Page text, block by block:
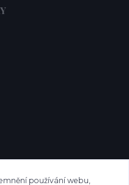
používání webu,